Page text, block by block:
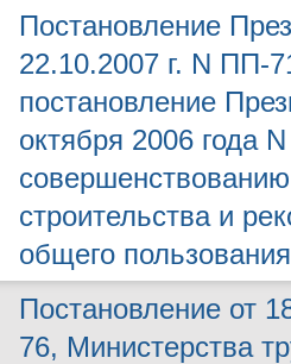
Постановление
22.10.2007 г. N ПП-
постановление
октября 2006 года
строительства и
общего
Постановление от
76, Министерства